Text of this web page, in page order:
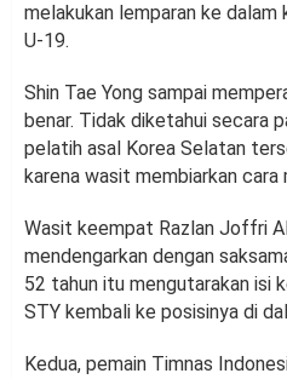
melakukan lemparan ke dalam
U-19.
Shin Tae Yong sampai
benar. Tidak diketahui secara
pelatih asal Korea Selatan
karena wasit membiarkan cara
Wasit keempat Razlan Joffri
mendengarkan dengan
52 tahun itu mengutarakan isi
STY kembali ke posisinya di
Kedua, pemain Timnas